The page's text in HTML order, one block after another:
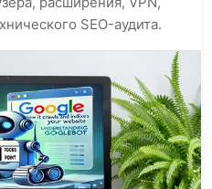
SEO-аудита.